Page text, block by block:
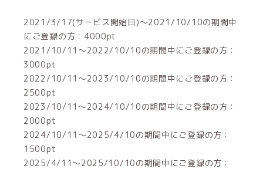
2021/3/17(サービス開始日)～2021/10/10の期間中
にご登録の方：4000pt
2021/10/11～2022/10/10の期間中にご登録の方：
3000pt
2022/10/11～2023/10/10の期間中にご登録の方：
2500pt
2023/10/11～2024/10/10の期間中にご登録の方：
2000pt
2024/10/11～2025/4/10の期間中にご登録の方：
1500pt
2025/4/11～2025/10/10の期間中にご登録の方：